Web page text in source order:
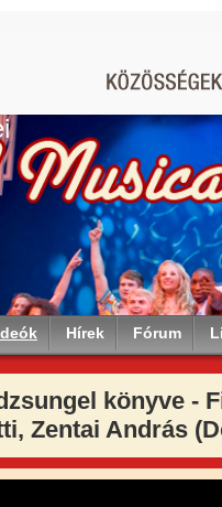
Hírek Fórum
könyve -
Zentai András